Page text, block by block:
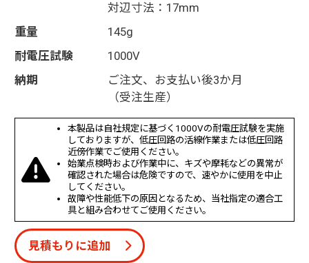
対辺寸法：17mm
重量
145g
耐電圧試験
1000V
納期
ご注文、お支払い後3か月
（受注生産）
本製品は自社規定に基づく1000Vの耐電圧試験を実施
しておりますが、低圧回路の活線作業または低圧回路
近傍作業でご使用ください。
始業点検時および作業中に、キズや摩耗などの異常が
確認された場合は危険ですので、速やかに使用を中止
してください。
故障や性能低下の原因となるため、当社指定の適合工
具と組み合わせてご使用ください。
見積もりに追加